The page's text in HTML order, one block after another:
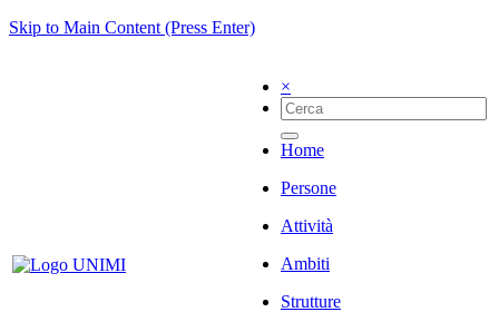
Skip to Main Content (Press Enter)
×
Home
Persone
Attività
Ambiti
Strutture